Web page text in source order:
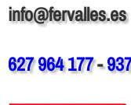
info@fervalles.es
627 964 177-